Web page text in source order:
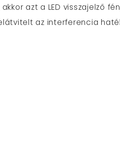
azt a LED visszajelző
az interferencia